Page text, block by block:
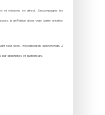
et missions en direct. J'accompagne les
la définition d'une vraie patte créative
tout pixel, moodboards approfondis, 2
par graphistes et illustrateurs.